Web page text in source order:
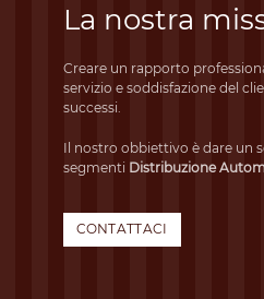
La nostra
Creare un rapporto
servizio e soddisfazione del
successi.
Il nostro obbiettivo è dare un
segmenti Distribuzione
CONTATTACI